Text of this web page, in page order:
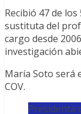
Recibió 47 de
sustituta del
cargo desde
investigación
María Soto será
COV.
Presidenta